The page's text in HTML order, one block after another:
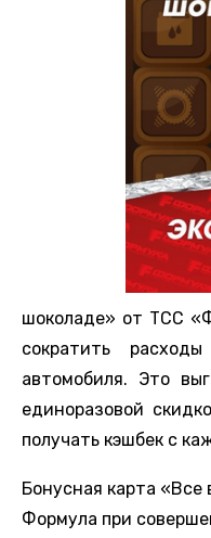
шоколаде» от ТСС
сократить
автомобиля. Это
единоразовой
получать кэшбек с
Бонусная карта
Формула при